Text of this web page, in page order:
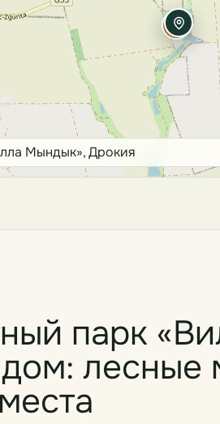
Мындык», Дрокия
парк
лесные